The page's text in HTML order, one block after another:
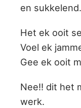
en sukkelend.
Het ek ooit
Voel ek
Gee ek ooit
Nee!! dit het
werk.